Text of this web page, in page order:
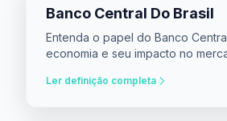
Banco Central Do Brasil
Entenda o papel do Banco
economia e seu impacto no
Ler definição completa